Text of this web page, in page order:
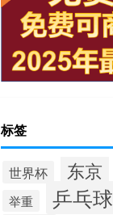
标签
世界杯 东京
举重 乒乓球